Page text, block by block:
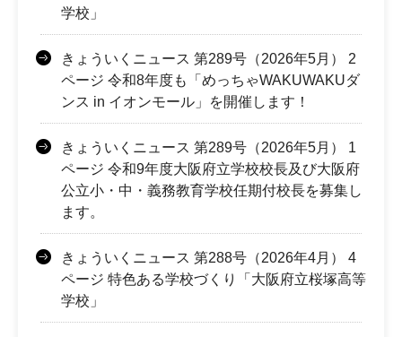
学校」
きょういくニュース 第289号（2026年5月） 2
ページ 令和8年度も「めっちゃWAKUWAKUダ
ンス in イオンモール」を開催します！
きょういくニュース 第289号（2026年5月） 1
ページ 令和9年度大阪府立学校校長及び大阪府
公立小・中・義務教育学校任期付校長を募集し
ます。
きょういくニュース 第288号（2026年4月） 4
ページ 特色ある学校づくり「大阪府立桜塚高等
学校」